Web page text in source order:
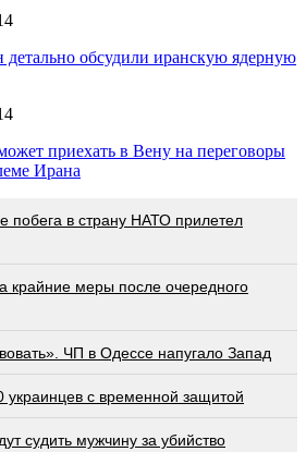
детально обсудили иранскую ядерную
приехать в Вену на переговоры
Ирана
побега в страну НАТО прилетел
крайние меры после очередного
ЧП в Одессе напугало Запад
с временной защитой
судить мужчину за убийство